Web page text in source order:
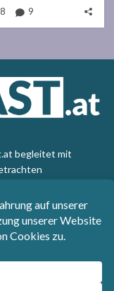
9
begleitet mit
wirft den Blick der
+43 1 40110-